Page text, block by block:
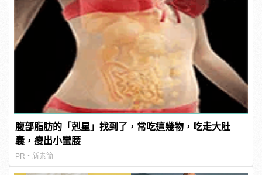
腹部脂肪的「剋星」找到了，常吃這幾物，吃走大肚
囊，瘦出小蠻腰
PR・新素簡